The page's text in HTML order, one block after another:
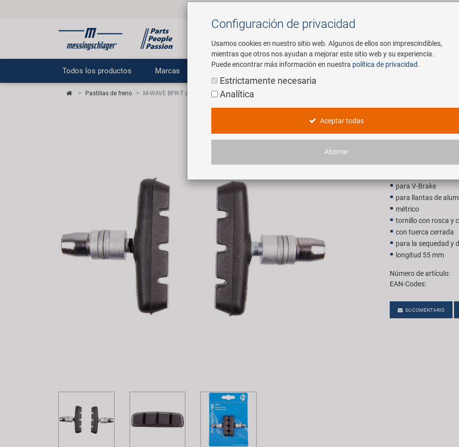
Buscar
Todos los productos Marcas Servicio
Pastillas de freno M-WAVE BPR-T zapata de freno
M-WAVE
para V-Brake
para llantas de
métrico
tornillo con rosca y
con tuerca cerrada
para la sequedad y
longitud 55 mm
Número de artículo:
EAN-Codes:
SU COMENTARIO
Configuración de privacidad
Usamos cookies en nuestro sitio web. Algunos de ellos son imprescindibles,
mientras que otros nos ayudan a mejorar este sitio web y su experiencia.
Puede encontrar más información en nuestra política de privacidad.
Estrictamente necesaria
Analítica
Aceptar todas
Ahorrar